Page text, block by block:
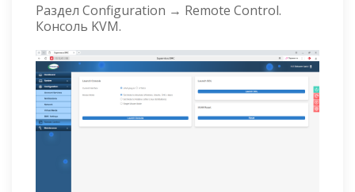
Раздел Configuration → Remote Control.
Консоль KVM.